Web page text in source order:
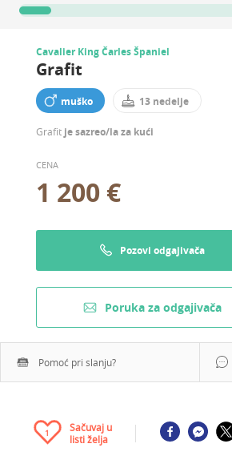
Cavalier King Čarles Španiel
Grafit
muško 13 nedelje
Grafit je sazreo/la za kući
CENA
1 200 €
Pozovi odgajivača
Poruka za odgajivača
Pomoć pri slanju?
1
Sačuvaj u
listi želja